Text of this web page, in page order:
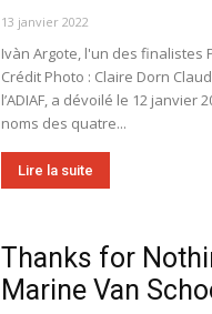
13 janvier 2022
Ivàn Argote, l'un des finalistes
Crédit Photo : Claire Dorn
l’ADIAF, a dévoilé le 12 janvier
noms des quatre...
Lire la suite
Thanks for
Marine Van